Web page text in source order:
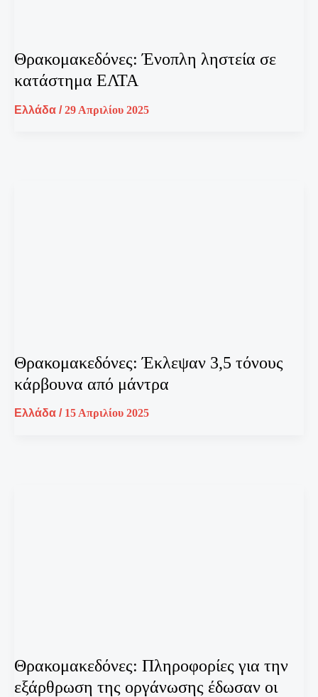
Θρακομακεδόνες: Ένοπλη ληστεία σε
κατάστημα ΕΛΤΑ
Ελλάδα /29 Απριλίου 2025
Θρακομακεδόνες: Έκλεψαν 3,5 τόνους
κάρβουνα από μάντρα
Ελλάδα / 15 Απριλίου 2025
Θρακομακεδόνες: Πληροφορίες για την
εξάρθρωση της οργάνωσης έδωσαν οι